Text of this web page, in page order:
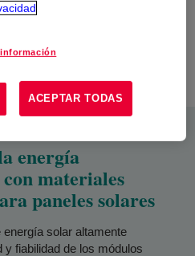
energía
materiales
paneles solares
solar altamente
fiabilidad de los módulos
información
ACEPTAR TODAS